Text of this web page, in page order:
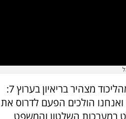
השר לשעבר, איוב קרא מהליכוד מצהיר בריאיון בערוץ 7:
ואנחנו הולכים הפעם לדרוס את